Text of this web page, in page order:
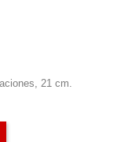
21 cm.